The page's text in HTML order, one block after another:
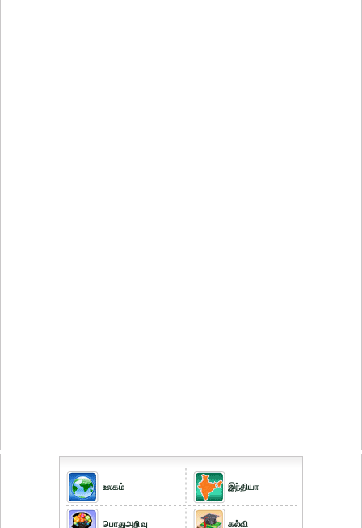
உலகம்
பொதுஅறிவு
இந்தியா
கல்வி